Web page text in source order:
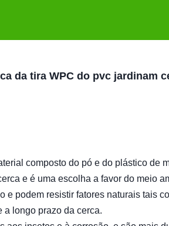
da tira WPC do pvc jardinam
composto do pó e do plástico de
e é uma escolha a favor do meio
e podem resistir fatores naturais tais
a longo prazo da cerca.